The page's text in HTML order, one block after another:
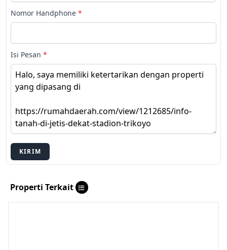
Nomor Handphone *
Isi Pesan *
KIRIM
Properti Terkait